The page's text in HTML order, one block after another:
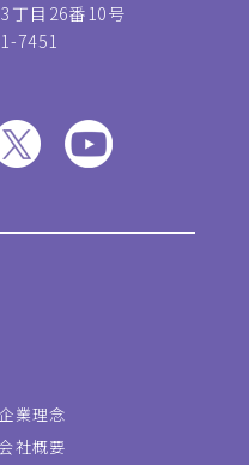
丁目26番10号
7451
企業理念
会社概要